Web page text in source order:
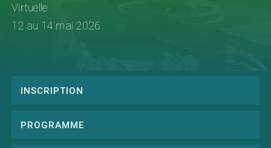
Virtuelle
12 au 14 mai 2026
Conference
INSCRIPTION
PROGRAMME